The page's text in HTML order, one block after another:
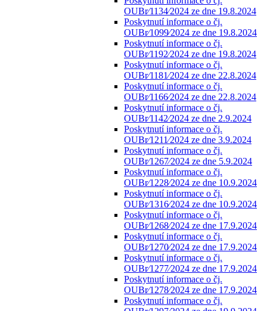
OUBr⁄1134⁄2024 ze dne 19.8.2024
Poskytnutí informace o čj.
OUBr⁄1099⁄2024 ze dne 19.8.2024
Poskytnutí informace o čj.
OUBr⁄1192⁄2024 ze dne 19.8.2024
Poskytnutí informace o čj.
OUBr⁄1181⁄2024 ze dne 22.8.2024
Poskytnutí informace o čj.
OUBr⁄1166⁄2024 ze dne 22.8.2024
Poskytnutí informace o čj.
OUBr⁄1142⁄2024 ze dne 2.9.2024
Poskytnutí informace o čj.
OUBr⁄1211⁄2024 ze dne 3.9.2024
Poskytnutí informace o čj.
OUBr⁄1267⁄2024 ze dne 5.9.2024
Poskytnutí informace o čj.
OUBr⁄1228⁄2024 ze dne 10.9.2024
Poskytnutí informace o čj.
OUBr⁄1316⁄2024 ze dne 10.9.2024
Poskytnutí informace o čj.
OUBr⁄1268⁄2024 ze dne 17.9.2024
Poskytnutí informace o čj.
OUBr⁄1270⁄2024 ze dne 17.9.2024
Poskytnutí informace o čj.
OUBr⁄1277⁄2024 ze dne 17.9.2024
Poskytnutí informace o čj.
OUBr⁄1278⁄2024 ze dne 17.9.2024
Poskytnutí informace o čj.